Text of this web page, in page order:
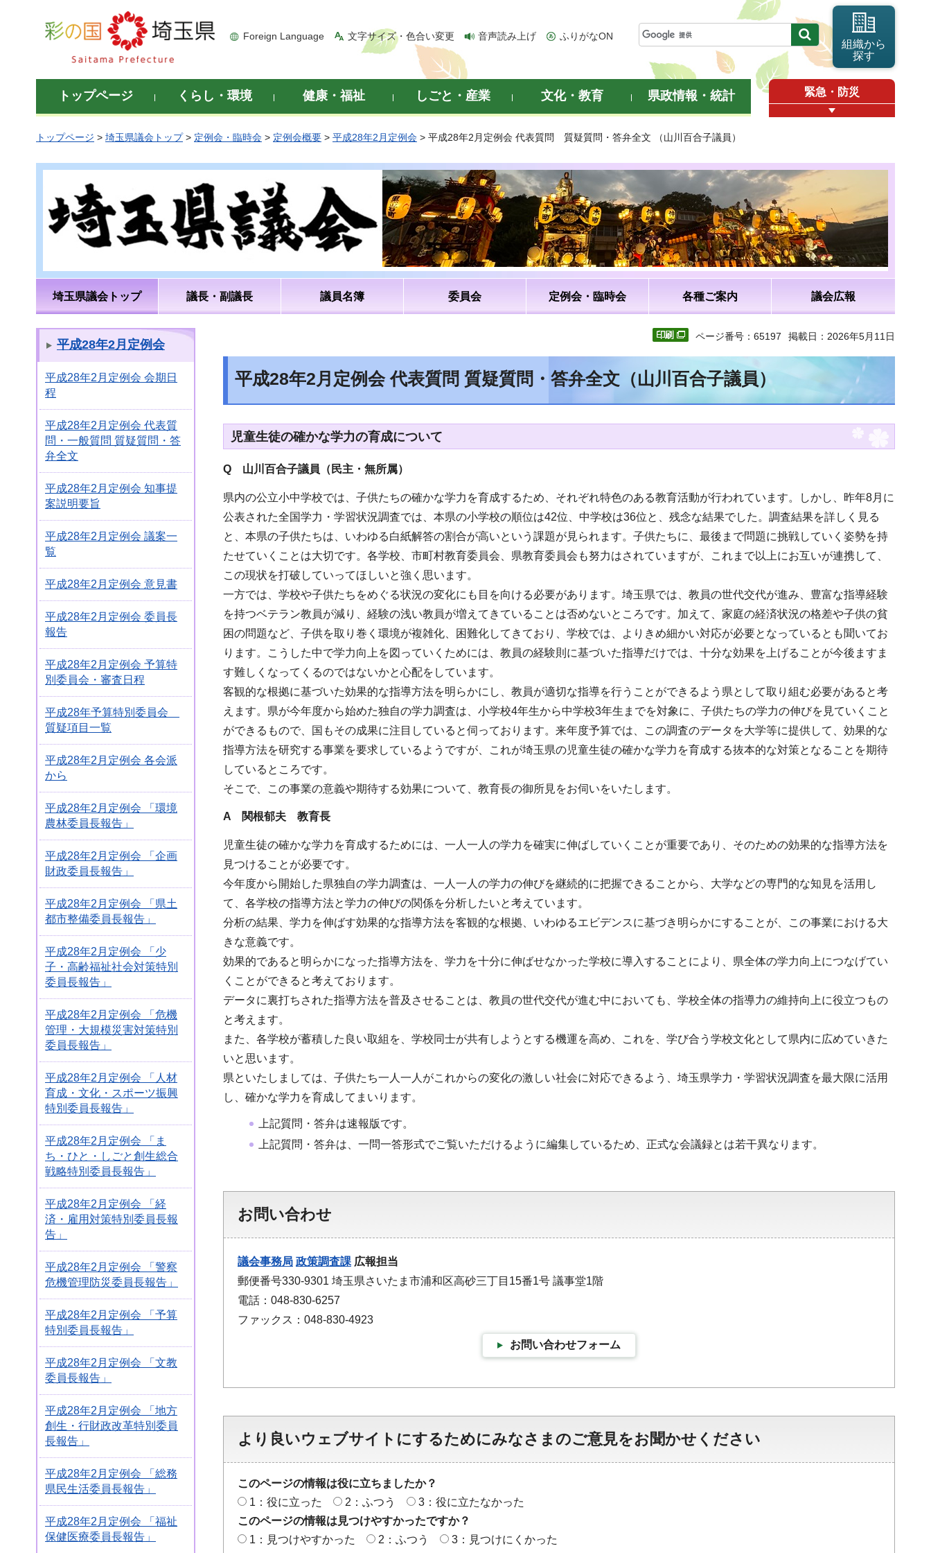
彩の国 埼玉県
Foreign Language 文字サイズ・色合い変更 音声読み上げ ふりがなON
組織から
探す
トップページ くらし・環境 健康・福祉 しごと・産業 文化・教育 県政情報・統計 緊急・防災
トップページ > 埼玉県議会トップ> 定例会・臨時会 > 定例会概要 > 平成28年2月定例会 > 平成28年2月定例会 代表質問 質疑質問・答弁全文 （山川百合子議員）
埼玉県議会トップ 議長・副議長 議員名簿 委員会 定例会・臨時会 各種ご案内 議会広報
平成28年2月定例会
平成28年2月定例会 会期日
程
平成28年2月定例会 代表質
問・一般質問 質疑質問・答
弁全文
平成28年2月定例会 知事提
案説明要旨
平成28年2月定例会 議案一
覧
平成28年2月定例会 意見書
平成28年2月定例会 委員長
報告
平成28年2月定例会 予算特
別委員会・審査日程
平成28年予算特別委員会
質疑項目一覧
平成28年2月定例会 各会派
から
平成28年2月定例会 「環境
農林委員長報告」
平成28年2月定例会 「企画
財政委員長報告」
平成28年2月定例会 「県土
都市整備委員長報告」
平成28年2月定例会 「少
子・高齢福祉社会対策特別
委員長報告」
平成28年2月定例会 「危機
管理・大規模災害対策特別
委員長報告」
平成28年2月定例会 「人材
育成・文化・スポーツ振興
特別委員長報告」
平成28年2月定例会 「ま
ち・ひと・しごと創生総合
戦略特別委員長報告」
平成28年2月定例会 「経
済・雇用対策特別委員長報
告」
平成28年2月定例会 「警察
危機管理防災委員長報告」
平成28年2月定例会 「予算
特別委員長報告」
平成28年2月定例会 「文教
委員長報告」
平成28年2月定例会 「地方
創生・行財政改革特別委員
長報告」
平成28年2月定例会 「総務
県民生活委員長報告」
平成28年2月定例会 「福祉
保健医療委員長報告」
ページ番号：65197 掲載日：2026年5月11日
平成28年2月定例会 代表質問 質疑質問・答弁全文（山川百合子議員）
児童生徒の確かな学力の育成について
Q 山川百合子議員（ 民主・無所属）
県内の公立小中学校では、子供たちの確かな学力を育成するため、それぞれ特色のある教育活動が行われています。しかし、昨年8月に
公表された全国学力・学習状況調査では、本県の小学校の順位は42位、中学校は36位と、残念な結果でした。調査結果を詳しく見る
と、本県の子供たちは、いわゆる白紙解答の割合が高いという課題が見られます。子供たちに、最後まで問題に挑戦していく姿勢を持
たせていくことは大切です。各学校、市町村教育委員会、県教育委員会も努力はされていますが、これまで以上にお互いが連携して、
この現状を打破していってほしいと強く思います。
一方では、学校や子供たちをめぐる状況の変化にも目を向ける必要があります。埼玉県では、教員の世代交代が進み、豊富な指導経験
を持つベテラン教員が減り、経験の浅い教員が増えてきていることは否めないところです。加えて、家庭の経済状況の格差や子供の貧
困の問題など、子供を取り巻く環境が複雑化、困難化してきており、学校では、よりきめ細かい対応が必要となっているとも聞いてお
ります。こうした中で学力向上を図っていくためには、教員の経験則に基づいた指導だけでは、十分な効果を上げることが今後ますま
す難しくなってくるのではないかと心配をしています。
客観的な根拠に基づいた効果的な指導方法を明らかにし、教員が適切な指導を行うことができるよう県として取り組む必要があると考
えます。県が今年度から始めた独自の学力調査は、小学校4年生から中学校3年生までを対象に、子供たちの学力の伸びを見ていくこと
ができるもので、国もその成果に注目していると伺っております。来年度予算では、この調査のデータを大学等に提供して、効果的な
指導方法を研究する事業を要求しているようですが、これが埼玉県の児童生徒の確かな学力を育成する抜本的な対策となることを期待
しているところです。
そこで、この事業の意義や期待する効果について、教育長の御所見をお伺いをいたします。
A 関根郁夫 教育長
児童生徒の確かな学力を育成するためには、一人一人の学力を確実に伸ばしていくことが重要であり、そのための効果的な指導方法を
見つけることが必要です。
今年度から開始した県独自の学力調査は、一人一人の学力の伸びを継続的に把握できることから、大学などの専門的な知見を活用し
て、各学校の指導方法と学力の伸びの関係を分析したいと考えています。
分析の結果、学力を伸ばす効果的な指導方法を客観的な根拠、いわゆるエビデンスに基づき明らかにすることが、この事業における大
きな意義です。
効果的であると明らかになった指導方法を、学力を十分に伸ばせなかった学校に導入することにより、県全体の学力向上につなげてい
くことができると考えております。
データに裏打ちされた指導方法を普及させることは、教員の世代交代が進む中においても、学校全体の指導力の維持向上に役立つもの
と考えます。
また、各学校が蓄積した良い取組を、学校同士が共有しようとする機運を高め、これを、学び合う学校文化として県内に広めていきた
いと思います。
県といたしましては、子供たち一人一人がこれからの変化の激しい社会に対応できるよう、埼玉県学力・学習状況調査を最大限に活用
し、確かな学力を育成してまいります。
上記質問・答弁は速報版です。
上記質問・答弁は、一問一答形式でご覧いただけるように編集しているため、正式な会議録とは若干異なります。
お問い合わせ
議会事務局 政策調査課 広報担当
郵便番号330-9301 埼玉県さいたま市浦和区高砂三丁目15番1号 議事堂1階
電話：048-830-6257
ファックス：048-830-4923
お問い合わせフォーム
より良いウェブサイトにするためにみなさまのご意見をお聞かせください
このページの情報は役に立ちましたか？
1：役に立った
2：ふつう
3：役に立たなかった
このページの情報は見つけやすかったですか？
1：見つけやすかった
2：ふつう 3：見つけにくかった